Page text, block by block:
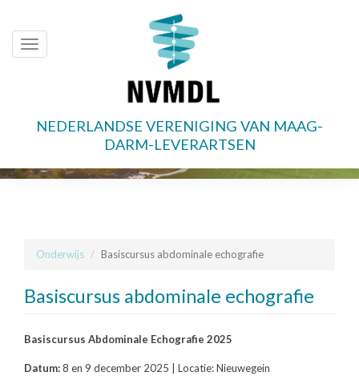
naar
Toggle
NEDERLANDSE VERENIGING VAN MAAG-
DARM-LEVERARTSEN
Onderwijs Basiscursus abdominale echografie
Basiscursus abdominale echografie
Basiscursus Abdominale Echografie 2025
Datum:8 en 9 december 2025 | Locatie: Nieuwegein